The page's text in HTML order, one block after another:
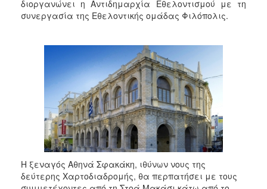
2017
2013
2012
2011
2010
2006
διοργανώνει η Αντιδημαρχία Εθελοντισμού με τη
συνεργασία της Εθελοντικής ομάδας Φιλόπολις.
Η ξεναγός Αθηνά Σφακάκη, ιθύνων νους της
δεύτερης Χαρτοδιαδρομής, θα περπατήσει με τους